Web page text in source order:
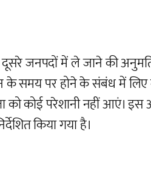
जनपदों में ले जाने की अनुमति
के समय पर होने के संबंध में
को कोई परेशानी नहीं आएं।
किया गया है।